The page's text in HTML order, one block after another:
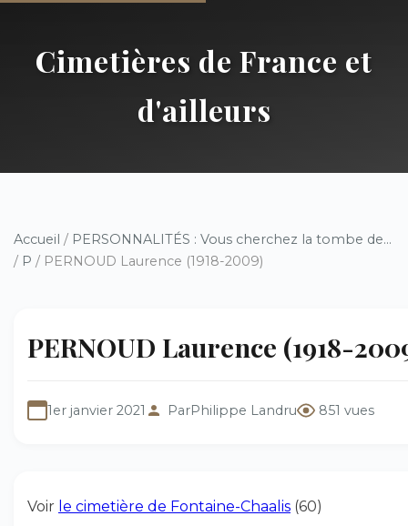
Cimetières de France et
d'ailleurs
Accueil / PERSONNALITÉS : Vous cherchez la tombe de...
/ P / PERNOUD Laurence (1918-2009)
PERNOUD Laurence (1918-
1er janvier 2021 ParPhilippe Landru 851 vues
Voir le cimetière de Fontaine-Chaalis (60)